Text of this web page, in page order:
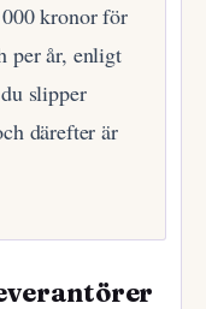
kronor för
per år, enligt
slipper
därefter är